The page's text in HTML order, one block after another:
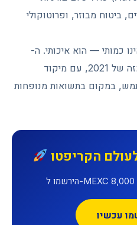
ביטוח מבוזר, ופרוטוקולי
השינוי האמיתי ב-2026 אינו כמותי — הוא איכותי. ה-
DeFi של היום שונה מהותית מזה של 2021, עם מיקוד
במקום בתשואות מנופחות